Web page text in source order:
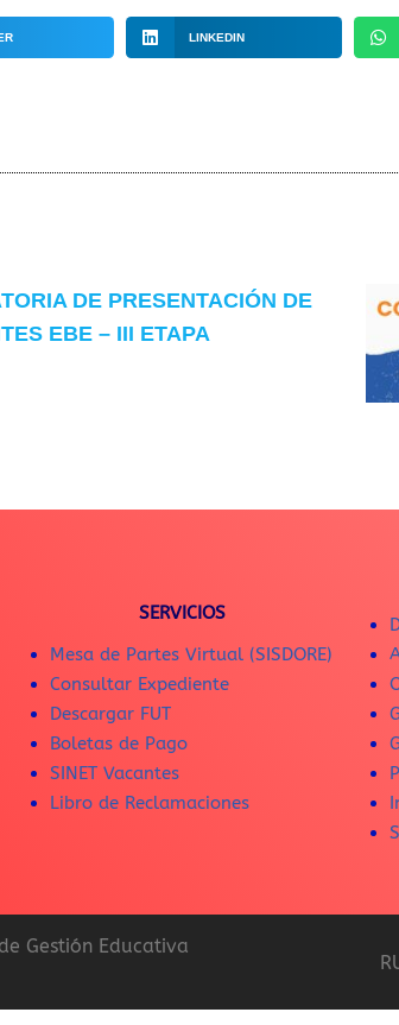
LINKEDIN
DE PRESENTACIÓN DE
EBE – III ETAPA
SERVICIOS
Mesa de Partes Virtual (SISDORE)
Consultar Expediente
Descargar FUT
Boletas de Pago
SINET Vacantes
Libro de Reclamaciones
Gestión Educativa